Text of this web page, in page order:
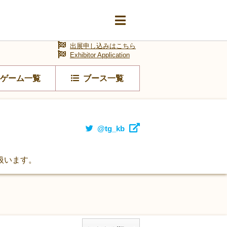
ゲーム一覧 ブース一覧
出展申し込みはこちら
Exhibitor Application
@tg_kb
ます。